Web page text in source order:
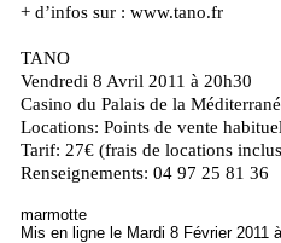
+ d’infos sur : www.tano.fr
TANO
Vendredi 8 Avril 2011 à 20h30
Casino du Palais de la
Locations: Points de vente
Tarif: 27€ (frais de locations
Renseignements: 04 97 25 81 36
marmotte
Mis en ligne le Mardi 8 Février 2011